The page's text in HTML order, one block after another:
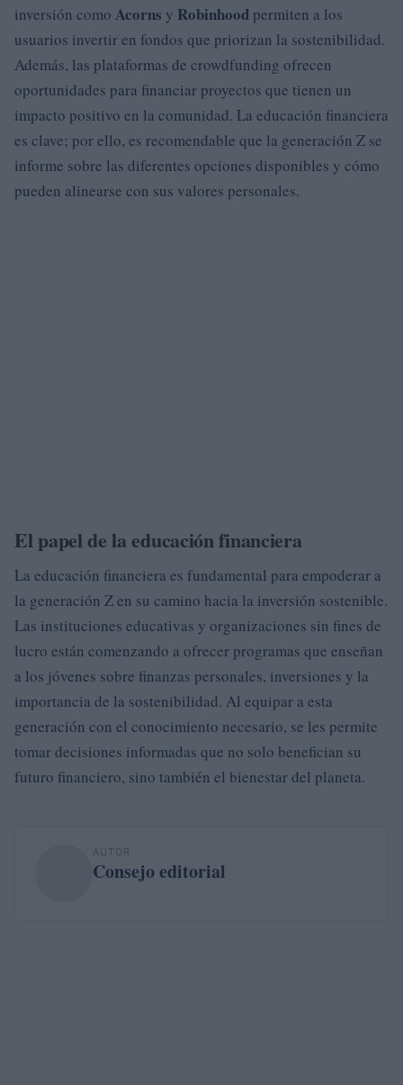
inversión como Acorns y Robinhood permiten a los
usuarios invertir en fondos que priorizan la sostenibilidad.
Además, las plataformas de crowdfunding ofrecen
oportunidades para financiar proyectos que tienen un
impacto positivo en la comunidad. La educación financiera
es clave; por ello, es recomendable que la generación Z se
informe sobre las diferentes opciones disponibles y cómo
pueden alinearse con sus valores personales.
El papel de la educación financiera
La educación financiera es fundamental para empoderar a
la generación Z en su camino hacia la inversión sostenible.
Las instituciones educativas y organizaciones sin fines de
lucro están comenzando a ofrecer programas que enseñan
a los jóvenes sobre finanzas personales, inversiones y la
importancia de la sostenibilidad. Al equipar a esta
generación con el conocimiento necesario, se les permite
tomar decisiones informadas que no solo benefician su
futuro financiero, sino también el bienestar del planeta.
AUTOR
Consejo editorial